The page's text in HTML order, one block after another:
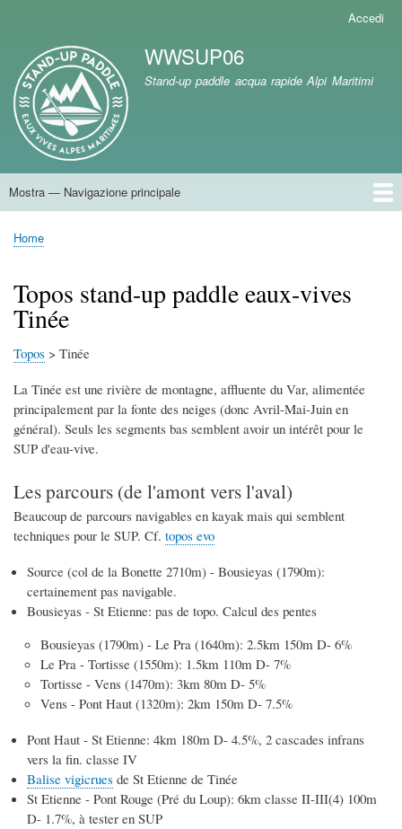
contenuto
principale
utente
Accedi
Branding del sito
WWSUP06
Stand-up paddle acqua rapide Alpi Maritimi
Navigazione
Mostra — Navigazione principale
Home
Briciole
pane
Home
Topos stand-up paddle eaux-vives
Tinée
Topos > Tinée
La Tinée est une rivière de montagne, affluente du Var, alimentée
principalement par la fonte des neiges (donc Avril-Mai-Juin en
général). Seuls les segments bas semblent avoir un intérêt pour le
SUP d'eau-vive.
Les parcours (de l'amont vers l'aval)
Beaucoup de parcours navigables en kayak mais qui semblent
techniques pour le SUP. Cf. topos evo
Source (col de la Bonette 2710m) - Bousieyas (1790m):
certainement pas navigable.
Bousieyas - St Etienne: pas de topo. Calcul des pentes
Bousieyas (1790m) - Le Pra (1640m): 2.5km 150m D- 6%
Le Pra - Tortisse (1550m): 1.5km 110m D- 7%
Tortisse - Vens (1470m): 3km 80m D- 5%
Vens - Pont Haut (1320m): 2km 150m D- 7.5%
Pont Haut - St Etienne: 4km 180m D- 4.5%, 2 cascades infrans
vers la fin. classe IV
Balise vigicrues de St Etienne de Tinée
St Etienne - Pont Rouge (Pré du Loup): 6km classe II-III(4) 100m
D- 1.7%, à tester en SUP